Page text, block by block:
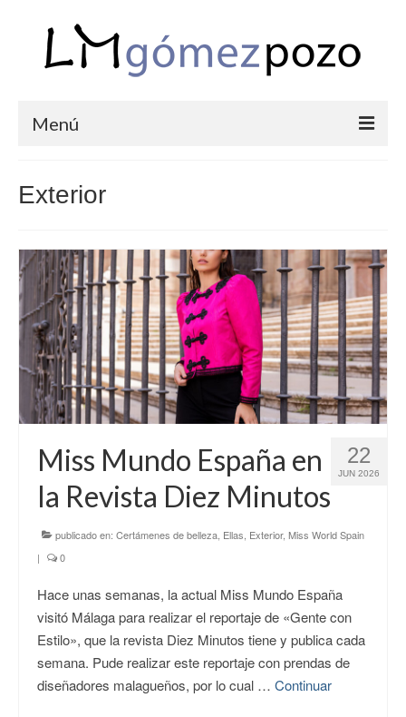
Menú
COMUNIONES
CORPORATIVAS
SEMANA SANTA
BLOG
SOBRE LM
Exterior
22
JUN 2026
Miss Mundo España en
la Revista Diez Minutos
publicado en: Certámenes de belleza Ellas Exterior, Miss World Spain
|
0
Hace unas semanas, la actual Miss Mundo España
visitó Málaga para realizar el reportaje de «Gente con
Estilo», que la revista Diez Minutos tiene y publica cada
semana. Pude realizar este reportaje con prendas de
diseñadores malagueños, por lo cual … Continuar